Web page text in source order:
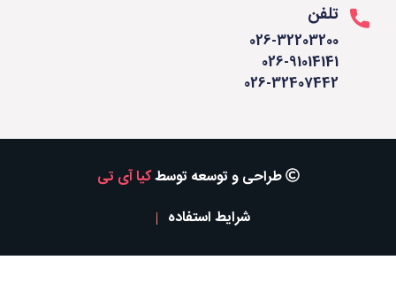
تلفن
026-32203200
026-91014141
026-32407442
طراحی و توسعه توسطکیا آی تی
شرایط استفاده